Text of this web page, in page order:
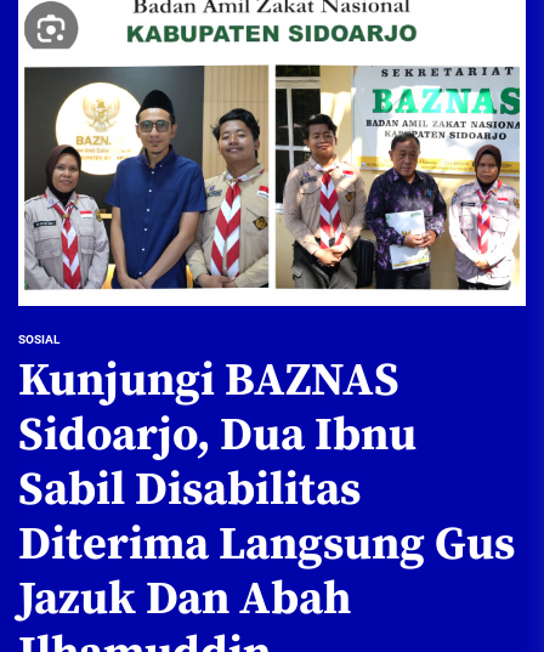
SOSIAL
Kunjungi BAZNAS
Sidoarjo, Dua Ibnu
Sabil Disabilitas
Diterima Langsung Gus
Jazuk Dan Abah